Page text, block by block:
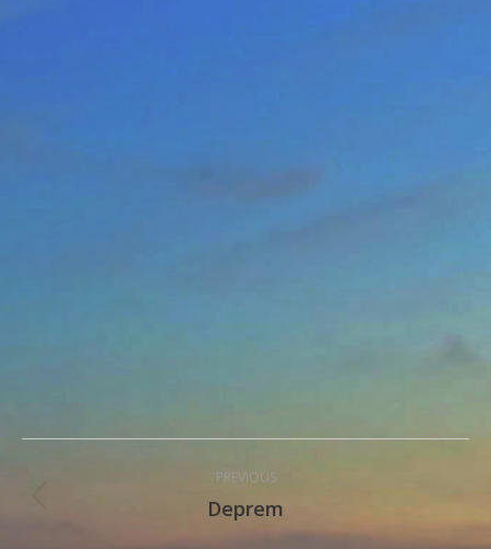
navigation
PREVIOUS
Previous
post:
Deprem